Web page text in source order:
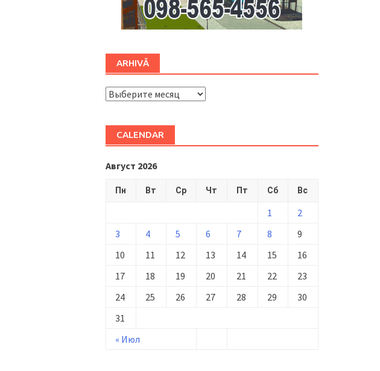
ARHIVĂ
ARHIVĂ
CALENDAR
Август 2026
Пн Вт Ср Чт Пт Сб Вс
« Июл
1
2
3
4 5 6 7 8
9
10
11 12 13 14 15
16
17
18 19 20 21 22
23
24
25 26 27 28 29
30
31